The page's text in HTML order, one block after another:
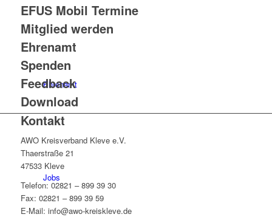
Ehrenamt
Jobs
EFUS Mobil Termine
Mitglied werden
Ehrenamt
Spenden
Feedback
Download
Kontakt
AWO Kreisverband Kleve e.V.
Thaerstraße 21
47533 Kleve
Telefon: 02821 – 899 39 30
Fax: 02821 – 899 39 59
E-Mail: info@awo-kreiskleve.de